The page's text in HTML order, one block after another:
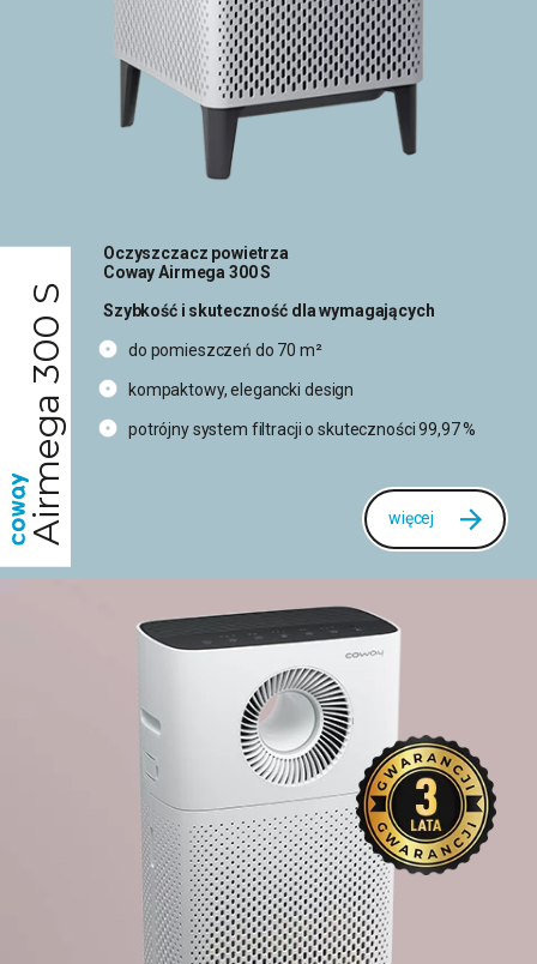
Airmega 300 S
Oczyszczacz powietrza
Coway Airmega 300 S
Szybkość i skuteczność dla wymagających
do pomieszczeń do 70 m²
kompaktowy, elegancki design
potrójny system filtracji o skuteczności 99,97 %
więcej